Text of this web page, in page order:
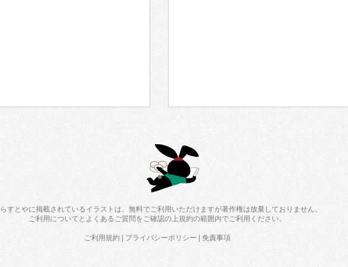
すとやに掲載されているイラストは、無料でご利用いただけますが著作権は放棄しておりません。
ご利用について と よくあるご質問をご確認の上規約の範囲内でご利用ください。
ご利用規約 | プライバシーポリシー |免責事項